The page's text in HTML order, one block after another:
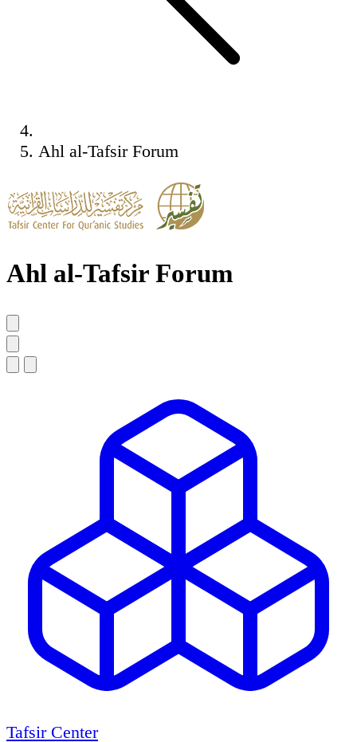
Ahl al-Tafsir Forum
Ahl al-Tafsir Forum
Tafsir Center